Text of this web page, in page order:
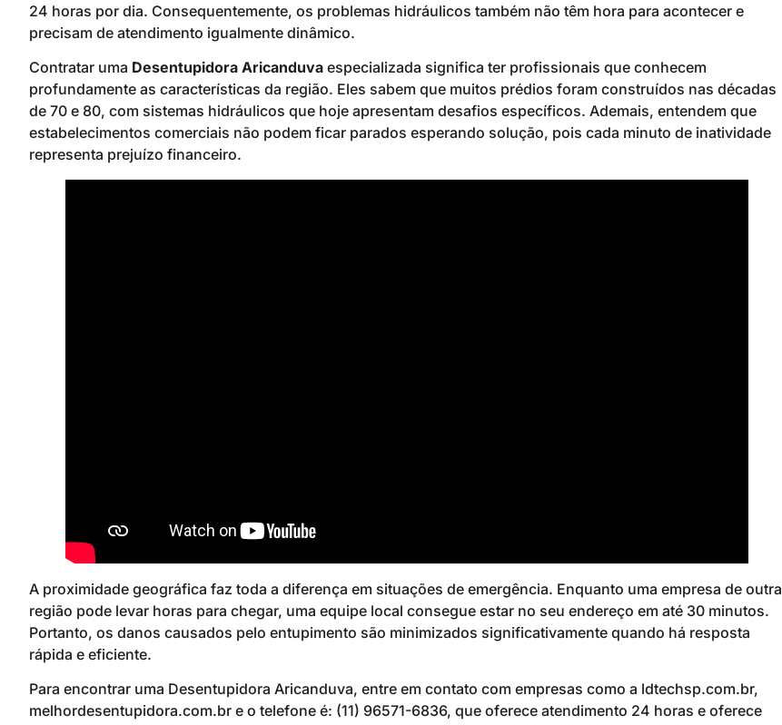
24 horas por dia. Consequentemente, os problemas hidráulicos também não têm hora para acontecer e
precisam de atendimento igualmente dinâmico.
Contratar uma Desentupidora Aricanduva especializada significa ter profissionais que conhecem
profundamente as características da região. Eles sabem que muitos prédios foram construídos nas décadas
de 70 e 80, com sistemas hidráulicos que hoje apresentam desafios específicos. Ademais, entendem que
estabelecimentos comerciais não podem ficar parados esperando solução, pois cada minuto de inatividade
representa prejuízo financeiro.
A proximidade geográfica faz toda a diferença em situações de emergência. Enquanto uma empresa de outra
região pode levar horas para chegar, uma equipe local consegue estar no seu endereço em até 30 minutos.
Portanto, os danos causados pelo entupimento são minimizados significativamente quando há resposta
rápida e eficiente.
Para encontrar uma Desentupidora Aricanduva, entre em contato com empresas como a ldtechsp.com.br,
melhordesentupidora.com.br e o telefone é: (11) 96571-6836, que oferece atendimento 24 horas e oferece